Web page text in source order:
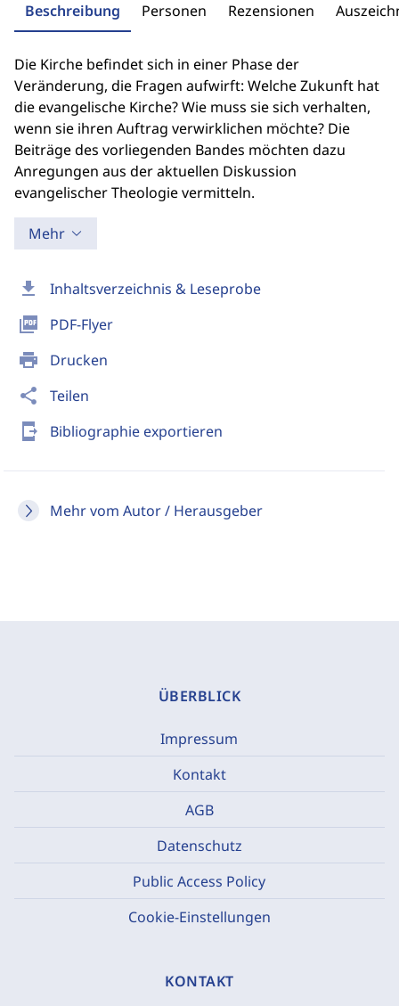
download Inhaltsverzeichnis & Leseprobe
picture_as_pdf PDF-Flyer
print Drucken
share Teilen
send_to_mobile Bibliographie exportieren
Mehr vom Autor / Herausgeber
Beschreibung Personen Rezensionen
Die Kirche befindet sich in einer Phase der
Veränderung, die Fragen aufwirft: Welche Zukunft hat
die evangelische Kirche? Wie muss sie sich verhalten,
wenn sie ihren Auftrag verwirklichen möchte? Die
Beiträge des vorliegenden Bandes möchten dazu
Anregungen aus der aktuellen Diskussion
evangelischer Theologie vermitteln.
Mehr
ÜBERBLICK
Impressum
Kontakt
AGB
Datenschutz
Public Access Policy
Cookie-Einstellungen
KONTAKT